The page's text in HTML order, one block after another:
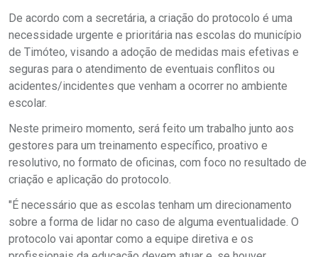
De acordo com a secretária, a criação do protocolo é uma
necessidade urgente e prioritária nas escolas do município
de Timóteo, visando a adoção de medidas mais efetivas e
seguras para o atendimento de eventuais conflitos ou
acidentes/incidentes que venham a ocorrer no ambiente
escolar.
Neste primeiro momento, será feito um trabalho junto aos
gestores para um treinamento específico, proativo e
resolutivo, no formato de oficinas, com foco no resultado de
criação e aplicação do protocolo.
"É necessário que as escolas tenham um direcionamento
sobre a forma de lidar no caso de alguma eventualidade. O
protocolo vai apontar como a equipe diretiva e os